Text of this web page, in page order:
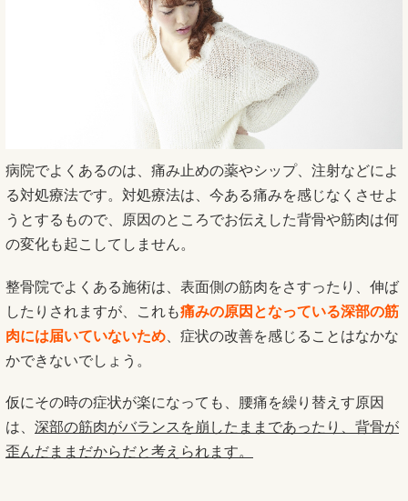
病院でよくあるのは、痛み止めの薬やシップ、注射などによ
る対処療法です。対処療法は、今ある痛みを感じなくさせよ
うとするもので、原因のところでお伝えした背骨や筋肉は何
の変化も起こしてしません。
整骨院でよくある施術は、表面側の筋肉をさすったり、伸ば
したりされますが、これも痛みの原因となっている深部の筋
肉には届いていないため 、症状の改善を感じることはなかな
かできないでしょう。
仮にその時の症状が楽になっても、腰痛を繰り替えす原因
は、 深部の筋肉がバランスを崩したままであったり、背骨が
歪んだままだからだと考えられます。